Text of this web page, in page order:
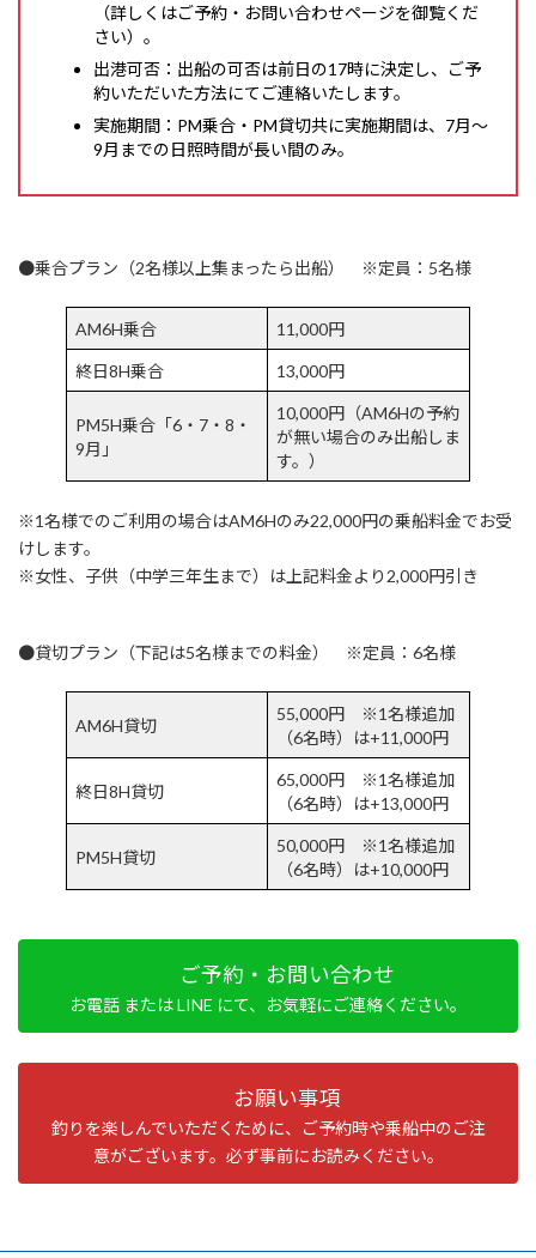
（詳しくはご予約・お問い合わせページを御覧くだ
さい）。
出港可否：出船の可否は前日の17時に決定し、ご予
約いただいた方法にてご連絡いたします。
実施期間：PM乗合・PM貸切共に実施期間は、7月～
9月までの日照時間が長い間のみ。
●乗合プラン（2名様以上集まったら出船） ※定員：5名様
AM6H乗合 11,000円
終日8H乗合 13,000円
PM5H乗合「6・7・8・
9月」
10,000円（AM6Hの予約
が無い場合のみ出船しま
す。）
※1名様でのご利用の場合はAM6Hのみ22,000円の乗船料金でお受
けします。
※女性、子供（中学三年生まで）は上記料金より2,000円引き
●貸切プラン（下記は5名様までの料金） ※定員：6名様
AM6H貸切
55,000円 ※1名様追加
（6名時）は+11,000円
終日8H貸切
65,000円 ※1名様追加
（6名時）は+13,000円
PM5H貸切
50,000円 ※1名様追加
（6名時）は+10,000円
ご予約・お問い合わせ
お電話 または LINE にて、お気軽にご連絡ください。
お願い事項
釣りを楽しんでいただくために、ご予約時や乗船中のご注
意がございます。必ず事前にお読みください。